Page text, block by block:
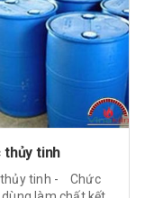
thủy tinh
thủy tinh - Chức